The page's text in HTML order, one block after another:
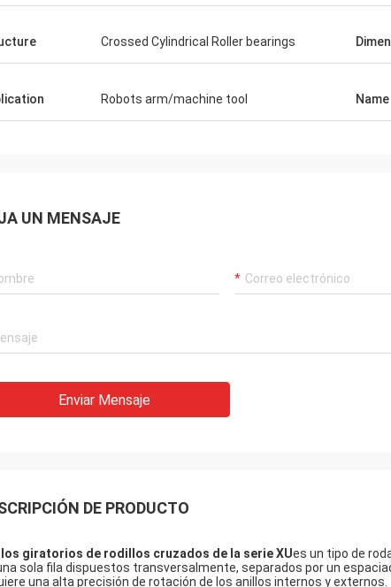
Ha sido ensamblado y está
Crossed Cylindrical Roller bearings
Robots arm/machine tool Name
UN MENSAJE
Enviar Mensaje
DE PRODUCTO
giratorios de rodillos cruzados de la serie XUes un tipo de
sola fila dispuestos transversalmente, separados por un
una alta precisión de rotación de los anillos internos y externos.